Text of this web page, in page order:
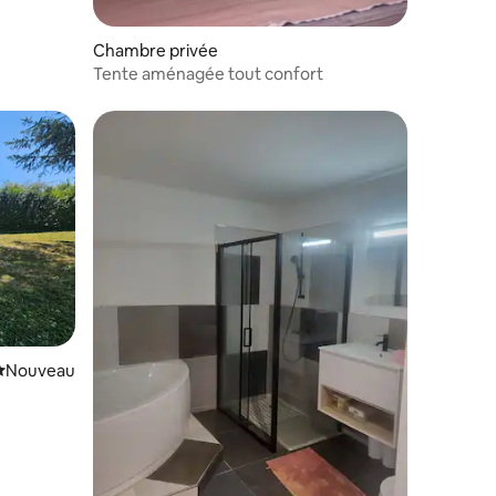
Chambre privée
Tente aménagée tout confort
hébergement
Nouveau